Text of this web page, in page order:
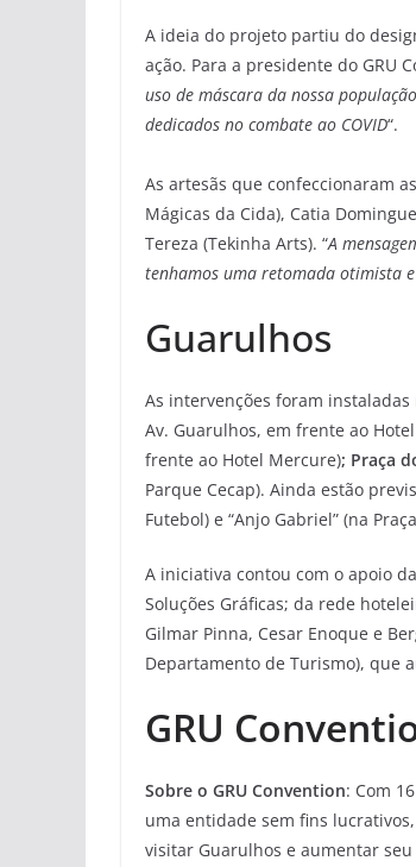
A ideia do projeto partiu do
ação. Para a presidente do GRU
uso de máscara da nossa
dedicados no combate ao COVID“.
As artesãs que confeccionaram
Mágicas da Cida), Catia
Tereza (Tekinha Arts). “A
tenhamos uma retomada otimista
Guarulhos
As intervenções foram instaladas
Av. Guarulhos, em frente ao
frente ao Hotel Mercure); Praça
Parque Cecap). Ainda estão
Futebol) e “Anjo Gabriel” (na
A iniciativa contou com o apoio
Soluções Gráficas; da rede
Gilmar Pinna, Cesar Enoque e
Departamento de Turismo), que
GRU
Sobre o GRU Convention: Com
uma entidade sem fins
visitar Guarulhos e aumentar